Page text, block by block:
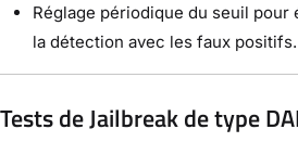
Réglage périodique du seuil
la détection avec les faux positifs.
Tests de Jailbreak de type